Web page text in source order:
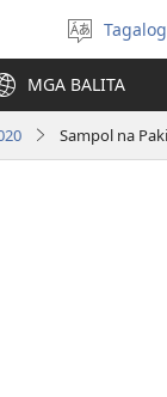
Pumili
ng
wika
Tagalog
MGA BALITA
Sampol na